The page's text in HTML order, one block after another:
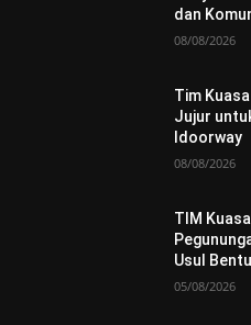
dan
08/08/2026
Tim
Jujur
Idoorway
08/08/2026
TIM
Usul
05/08/2026